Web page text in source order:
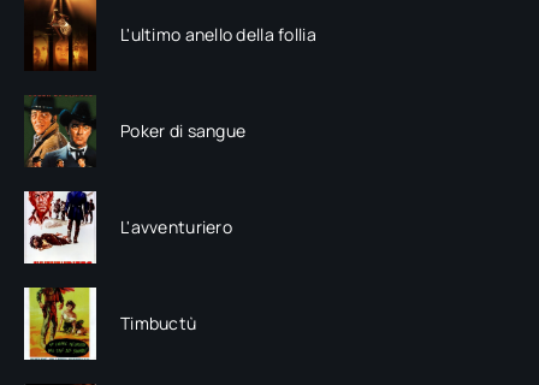
L'ultimo anello della follia
Poker di sangue
L'avventuriero
Timbuctù